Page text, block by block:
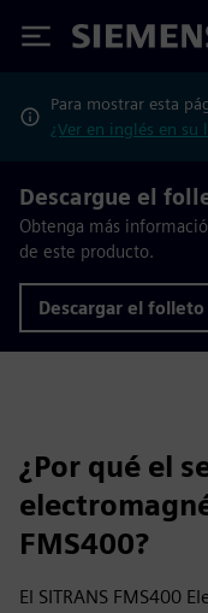
Siemens
Para mostrar esta
¿Ver en inglés en su
Descargue el
Obtenga más
de este producto.
Descargar el folleto
¿Por qué el
FMS400?
El SITRANS FMS400